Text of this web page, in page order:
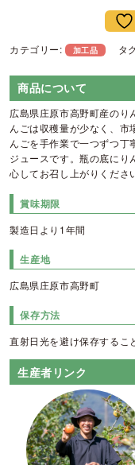
ス
（ふ
1000ml
2
本
入
【庄
原
市
高
野
町】
個
カテゴリー: 加工品 タ
商品について
広島県庄原市高野町産のり
んごは収穫量が少なく、市
んごを手作業で一つずつ丁
ジュースです。瓶の底にり
心してお召し上がりくださ
賞味期限
製造日より1年間
生産地
広島県庄原市高野町
保存方法
直射日光を避け保存するこ
生産者リンク